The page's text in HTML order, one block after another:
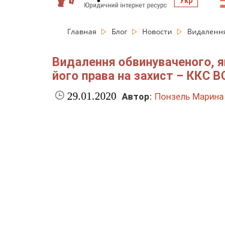
Главная Блог Новости
Видалення обвинуваченого,
його права на захист – ККС
29.01.2020 Автор: Понзель Марина